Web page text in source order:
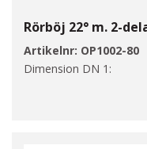
Rörböj 22° m. 2-
Artikelnr: OP1002-80
Dimension DN 1: